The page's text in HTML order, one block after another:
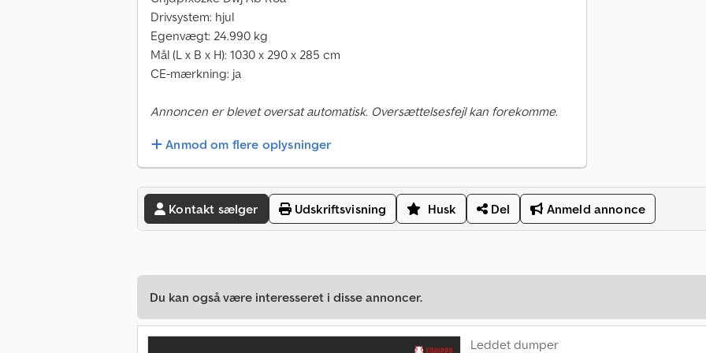
Drivsystem: hjul
Egenvægt: 24.990 kg
Mål (L x B x H): 1030 x 290 x 285 cm
CE-mærkning: ja
Annoncen er blevet oversat automatisk. Oversættelsesfejl kan forekomme.
Anmod om flere oplysninger
Kontakt sælger Udskriftsvisning Husk Del Anmeld annonce
Du kan også være interesseret i disse annoncer.
Leddet dumper